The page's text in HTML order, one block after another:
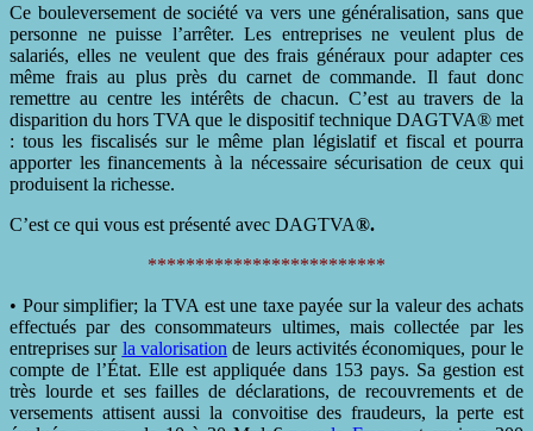
Ce bouleversement de société va vers une généralisation, sans que
personne ne puisse l’arrêter. Les entreprises ne veulent plus de
salariés, elles ne veulent que des frais généraux pour adapter ces
même frais au plus près du carnet de commande. Il faut donc
remettre au centre les intérêts de chacun. C’est au travers de la
disparition du hors TVA que le dispositif technique DAGTVA® met
: tous les fiscalisés sur le même plan législatif et fiscal et pourra
apporter les financements à la nécessaire sécurisation de ceux qui
produisent la richesse.
C’est ce qui vous est présenté avec DAGTVA®.
*************************
• Pour simplifier; la TVA est une taxe payée sur la valeur des achats
effectués par des consommateurs ultimes, mais collectée par les
entreprises sur la valorisation de leurs activités économiques, pour le
compte de l’État. Elle est appliquée dans 153 pays. Sa gestion est
très lourde et ses failles de déclarations, de recouvrements et de
versements attisent aussi la convoitise des fraudeurs, la perte est